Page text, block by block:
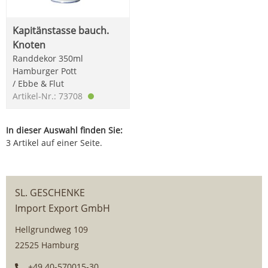
Kapitänstasse bauch.
Knoten
Randdekor 350ml
Hamburger Pott
/ Ebbe & Flut
Artikel-Nr.: 73708
In dieser Auswahl finden Sie:
3 Artikel auf einer Seite.
SL. GESCHENKE
Import Export GmbH
Hellgrundweg 109
22525 Hamburg